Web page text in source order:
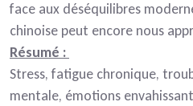
face aux déséquilibres
chinoise peut encore nous
Résumé :
Stress, fatigue chronique,
mentale, émotions